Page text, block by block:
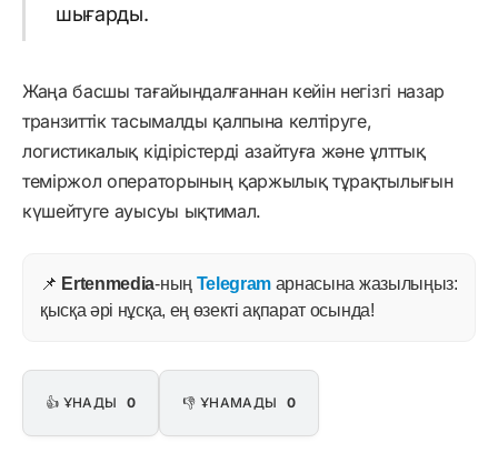
шығарды.
Жаңа басшы тағайындалғаннан кейін негізгі назар
транзиттік тасымалды қалпына келтіруге,
логистикалық кідірістерді азайтуға және ұлттық
теміржол операторының қаржылық тұрақтылығын
күшейтуге ауысуы ықтимал.
📌 Ertenmedia-ның Telegram арнасына жазылыңыз:
қысқа әрі нұсқа, ең өзекті ақпарат осында!
👍 ҰНАДЫ 0 👎 ҰНАМАДЫ 0